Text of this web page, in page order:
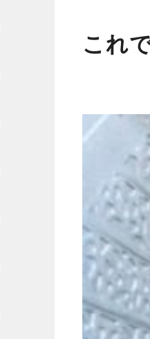
これ